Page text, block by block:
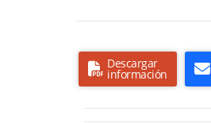
Descargar
información